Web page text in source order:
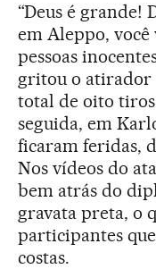
“Deus é grande!
em Aleppo,
pessoas
gritou o atirador
total de oito
seguida, em
ficaram feridas,
Nos vídeos do
bem atrás do
gravata preta, o
participantes
costas.